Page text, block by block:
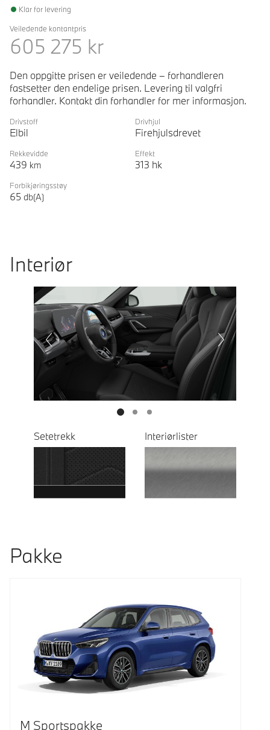
Klar for levering
Veiledende kontantpris
605 275 kr
Den oppgitte prisen er veiledende – forhandleren
fastsetter den endelige prisen. Levering til valgfri
forhandler. Kontakt din forhandler for mer informasjon.
Drivstoff
Elbil
Drivhjul
Firehjulsdrevet
Rekkevidde
439 km
Effekt
313 hk
Forbikjøringsstøy
65 db(A)
Interiør
Next
Setetrekk Interiørlister
Pakke
M Sportspakke